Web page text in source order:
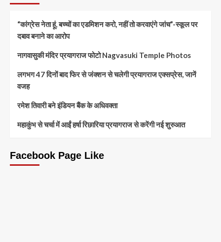
“कांग्रेस नेता हूं, बच्चों का एडमिशन करो, नहीं तो करवाएंगे जांच”-स्कूल पर
दबाव बनाने का आरोप
नागवासुकी मंदिर प्रयागराज फोटो Nagvasuki Temple Photos
लगभग 47 दिनों बाद फिर से जंक्शन से चलेगी प्रयागराज एक्सप्रेस, जानें
वजह
रमेश तिवारी बने इंडियन बैंक के अधिवक्ता
महाकुंभ से चर्चा में आईं हर्षा रिछारिया प्रयागराज से करेंगी नई शुरुआत
Facebook Page Like